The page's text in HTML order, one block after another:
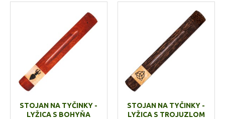
STOJAN NA TYČINKY -
LYŽICA S BOHYŇA
STOJAN NA TYČINKY -
LYŽICA S TROJUZLOM